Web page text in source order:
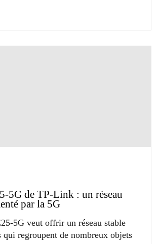
5G de TP-Link : un réseau
par la 5G
5G veut offrir un réseau stable
qui regroupent de nombreux objets